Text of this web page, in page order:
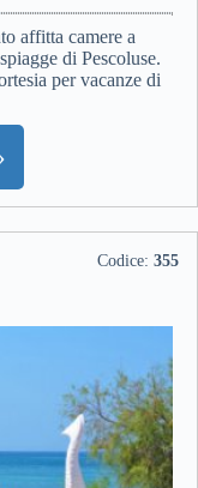
affitta camere a
di Pescoluse.
per vacanze di
Codice: 355